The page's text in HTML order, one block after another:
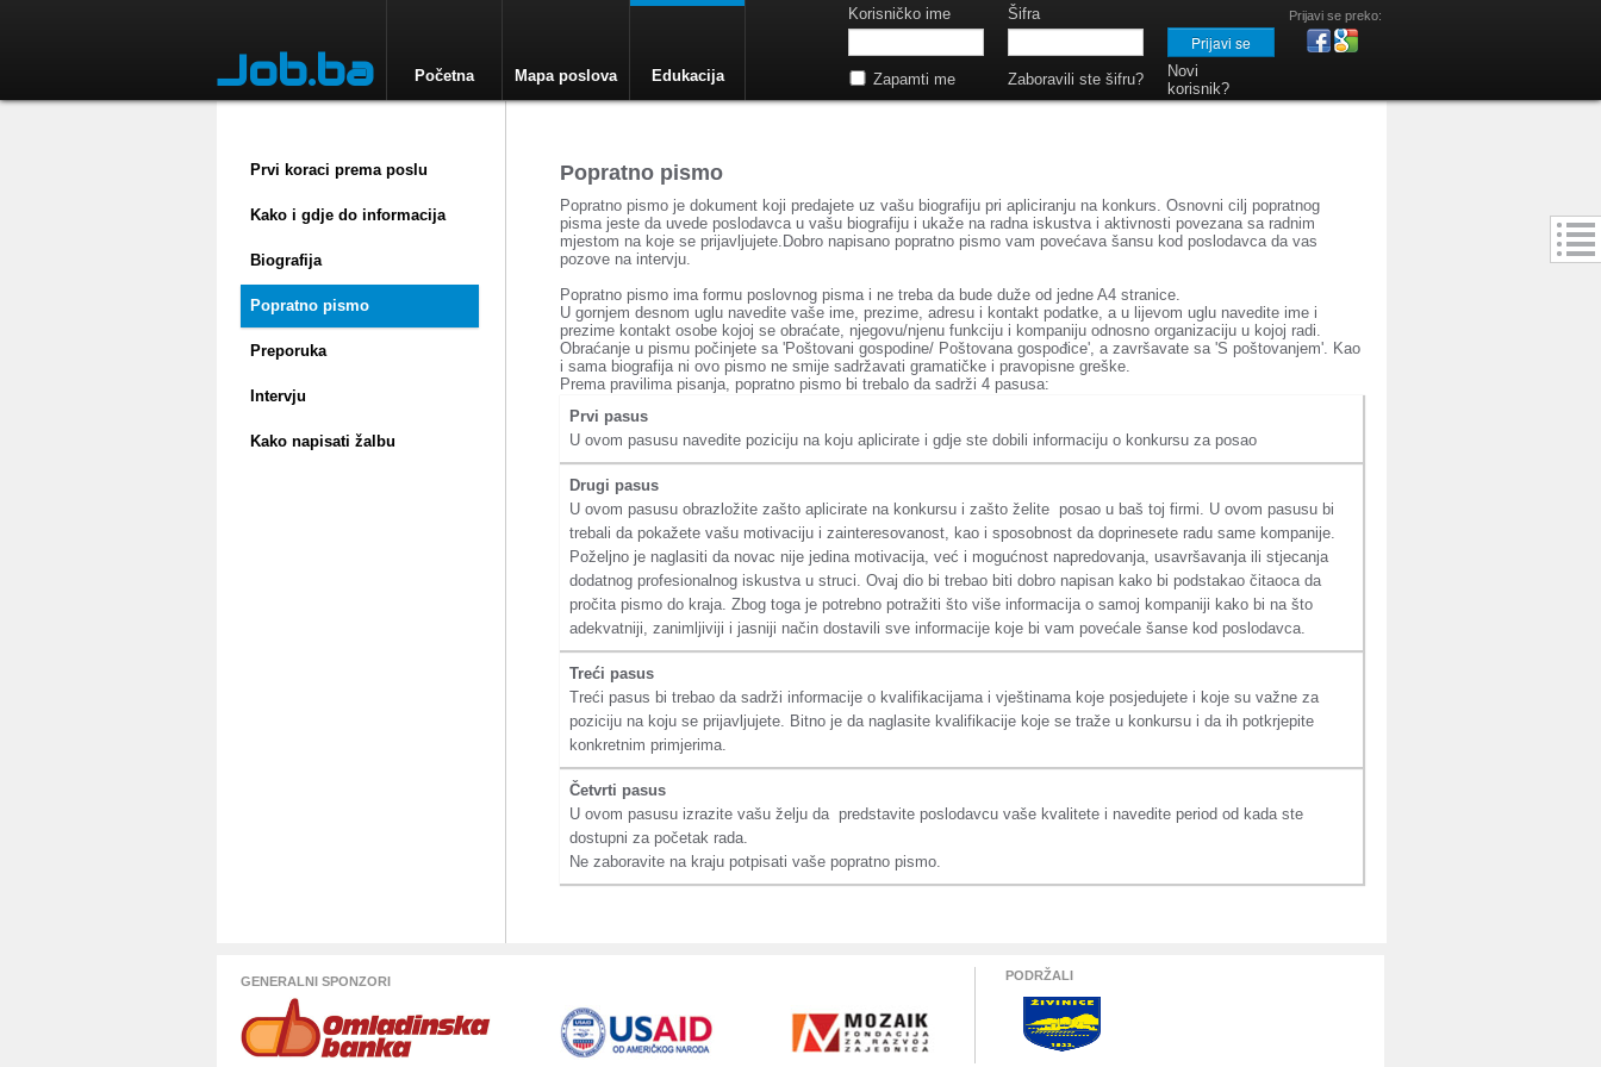
Job.ba Početna Mapa poslova Edukacija
Prijavi se preko:
Korisničko ime Šifra
Zapamti me Zaboravili ste šifru?
Novi
korisnik?
Prvi koraci prema poslu
Kako i gdje do informacija
Biografija
Popratno pismo
Preporuka
Intervju
Kako napisati žalbu
Popratno pismo
Popratno pismo je dokument koji predajete uz vašu biografiju pri apliciranju na konkurs. Osnovni cilj popratnog
pisma jeste da uvede poslodavca u vašu biografiju i ukaže na radna iskustva i aktivnosti povezana sa radnim
mjestom na koje se prijavljujete.Dobro napisano popratno pismo vam povećava šansu kod poslodavca da vas
pozove na intervju.
Popratno pismo ima formu poslovnog pisma i ne treba da bude duže od jedne A4 stranice.
U gornjem desnom uglu navedite vaše ime, prezime, adresu i kontakt podatke, a u lijevom uglu navedite ime i
prezime kontakt osobe kojoj se obraćate, njegovu/njenu funkciju i kompaniju odnosno organizaciju u kojoj radi.
Obraćanje u pismu počinjete sa 'Poštovani gospodine/ Poštovana gospođice', a završavate sa 'S poštovanjem'. Kao
i sama biografija ni ovo pismo ne smije sadržavati gramatičke i pravopisne greške.
Prema pravilima pisanja, popratno pismo bi trebalo da sadrži 4 pasusa:
Prvi pasus
U ovom pasusu navedite poziciju na koju aplicirate i gdje ste dobili informaciju o konkursu za posao
Drugi pasus
U ovom pasusu obrazložite zašto aplicirate na konkursu i zašto želite posao u baš toj firmi. U ovom pasusu bi
trebali da pokažete vašu motivaciju i zainteresovanost, kao i sposobnost da doprinesete radu same kompanije.
Poželjno je naglasiti da novac nije jedina motivacija, već i mogućnost napredovanja, usavršavanja ili stjecanja
dodatnog profesionalnog iskustva u struci. Ovaj dio bi trebao biti dobro napisan kako bi podstakao čitaoca da
pročita pismo do kraja. Zbog toga je potrebno potražiti što više informacija o samoj kompaniji kako bi na što
adekvatniji, zanimljiviji i jasniji način dostavili sve informacije koje bi vam povećale šanse kod poslodavca.
Treći pasus
Treći pasus bi trebao da sadrži informacije o kvalifikacijama i vještinama koje posjedujete i koje su važne za
poziciju na koju se prijavljujete. Bitno je da naglasite kvalifikacije koje se traže u konkursu i da ih potkrjepite
konkretnim primjerima.
Četvrti pasus
U ovom pasusu izrazite vašu želju da predstavite poslodavcu vaše kvalitete i navedite period od kada ste
dostupni za početak rada.
Ne zaboravite na kraju potpisati vaše popratno pismo.
GENERALNI SPONZORI PODRŽALI